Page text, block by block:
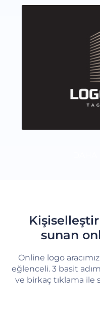
sunan
Online logo
eğlenceli. 3 basit
ve birkaç tıklama ile